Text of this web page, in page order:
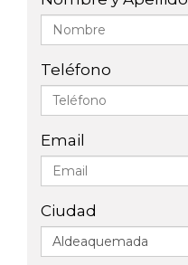
Teléfono
Email
Ciudad